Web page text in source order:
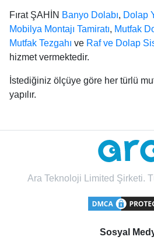
Fırat ŞAHİN Banyo Dolabı, Dolap
Mobilya Montajı Tamiratı, Mutfak
Mutfak Tezgahı ve Raf ve Dolap
hizmet vermektedir.
İstediğiniz ölçüye göre her türlü
yapılır.
Ara Teknoloji Limited Şirketi.
Sosyal